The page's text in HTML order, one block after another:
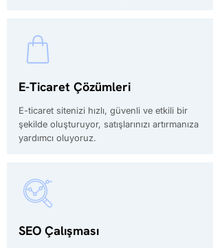
E-Ticaret Çözümleri
E-ticaret sitenizi hızlı, güvenli ve etkili bir
şekilde oluşturuyor, satışlarınızı artırmanıza
yardımcı oluyoruz.
SEO Çalışması